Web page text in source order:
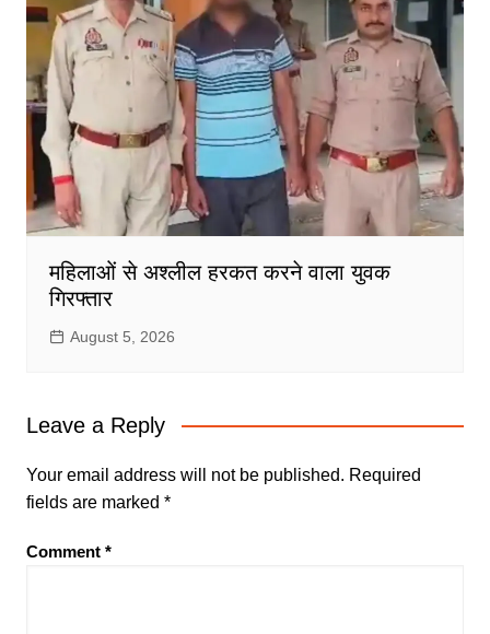
महिलाओं से अश्लील हरकत करने वाला युवक
गिरफ्तार
August 5, 2026
Leave a Reply
Your email address will not be published. Required
fields are marked *
Comment *